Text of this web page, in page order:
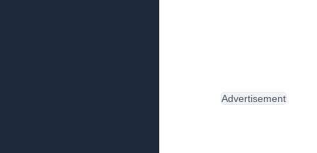
Advertisement